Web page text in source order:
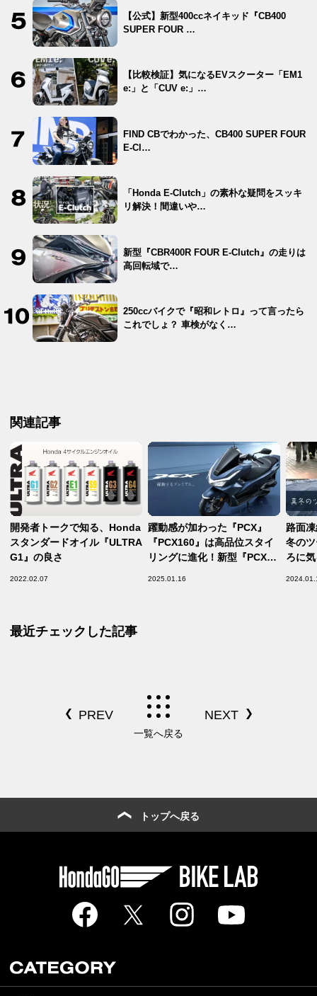
【公式】新型400ccネイキッド『CB400
SUPER FOUR …
【比較検証】気になるEVスクーター「EM1
e:」と「CUV e:」…
FIND CBでわかった、CB400 SUPER FOUR
E-Cl…
「Honda E-Clutch」の素朴な疑問をスッキ
リ解決！間違いや…
新型『CBR400R FOUR E-Clutch』の走りは
高回転域で…
250ccバイクで『昭和レトロ』って言ったら
これでしょ？ 車検がなく…
関連記事
開発者トークで知る、Honda
スタンダードオイル『ULTRA
G1』の良さ
2022.02.07
躍動感が加わった『PCX』
『PCX160』は高品位スタイ
リングに進化！新型『PCX』
2025.01.16
路面
冬の
ろに
最近チェックした記事
一覧へ戻る
トップへ戻る